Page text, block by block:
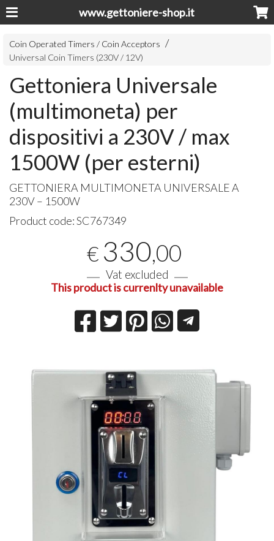
www.gettoniere-shop.it
Coin Operated Timers / Coin Acceptors
Universal Coin Timers (230V / 12V)
Gettoniera Universale
(multimoneta) per
dispositivi a 230V / max
1500W (per esterni)
GETTONIERA MULTIMONETA UNIVERSALEA
230V – 1500W
Product code:SC767349
€ 330,00
Vat excluded
This product is currenlty unavailable